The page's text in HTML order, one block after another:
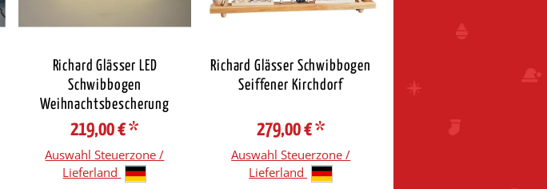
Richard Glässer LED
Schwibbogen
Weihnachtsbescherung
219,00 €*
Auswahl Steuerzone /
Lieferland
Richard Glässer Schwibbogen
Seiffener Kirchdorf
279,00 €*
Auswahl Steuerzone /
Lieferland